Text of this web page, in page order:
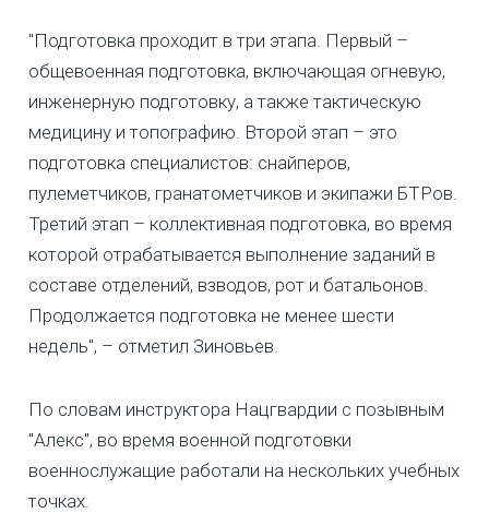
"Подготовка проходит в три этапа. Первый –
общевоенная подготовка, включающая огневую,
инженерную подготовку, а также тактическую
медицину и топографию. Второй этап – это
подготовка специалистов: снайперов,
пулеметчиков, гранатометчиков и экипажи БТРов.
Третий этап – коллективная подготовка, во время
которой отрабатывается выполнение заданий в
составе отделений, взводов, рот и батальонов.
Продолжается подготовка не менее шести
недель", – отметил Зиновьев.
По словам инструктора Нацгвардии с позывным
"Алекс", во время военной подготовки
военнослужащие работали на нескольких учебных
точках.